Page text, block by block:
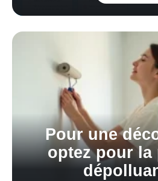
Pour une
optez pour la